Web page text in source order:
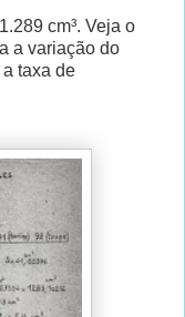
cm³. Veja o
a variação do
taxa de